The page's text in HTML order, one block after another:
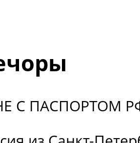
С ПАСПОРТОМ